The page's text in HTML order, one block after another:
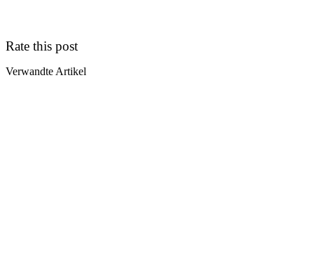
Rate this post
Verwandte Artikel